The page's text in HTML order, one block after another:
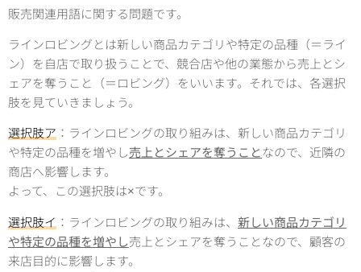
販売関連用語に関する問題です。
ラインロビングとは新しい商品カテゴリや特定の品種（＝ライ
ン）を自店で取り扱うことで、競合店や他の業態から売上とシ
ェアを奪うこと（＝ロビング）をいいます。それでは、各選択
肢を見ていきましょう。
選択肢ア ：ラインロビングの取り組みは、新しい商品カテゴリ
や特定の品種を増やし売上とシェアを奪うことなので、近隣の
商店へ影響します。
よって、この選択肢は×です。
選択肢イ ：ラインロビングの取り組みは、 新しい商品カテゴリ
や特定の品種を増やし売上とシェアを奪うことなので、顧客の
来店目的に影響します。